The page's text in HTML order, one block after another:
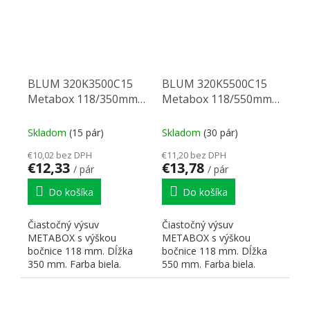
BLUM 320K3500C15
Metabox 118/350mm
Skladom (15 pár)
€10,02 bez DPH
€12,33 / pár
Do košíka
Čiastočný výsuv
METABOX s výškou
bočnice 118 mm. Dĺžka
350 mm. Farba biela.
Dynamická nosnosť 25 kg.
BLUM 320K5500C15
Metabox 118/550mm
Skladom (30 pár)
€11,20 bez DPH
€13,78 / pár
Do košíka
Čiastočný výsuv
METABOX s výškou
bočnice 118 mm. Dĺžka
550 mm. Farba biela.
Dynamická nosnosť 25 kg.